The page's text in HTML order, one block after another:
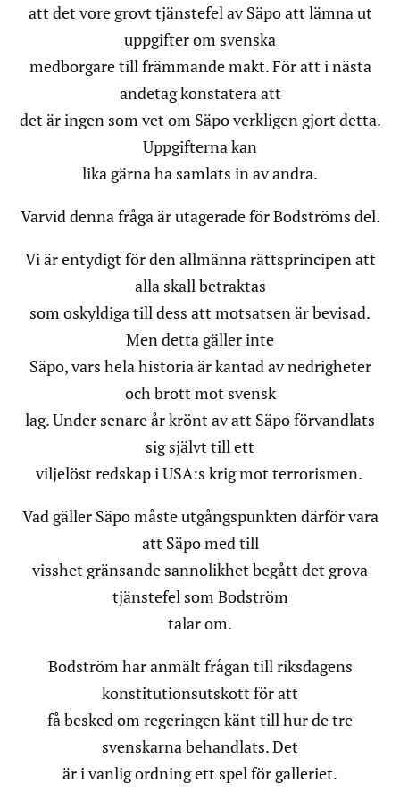
att det vore grovt tjänstefel av Säpo att lämna ut
uppgifter om svenska
medborgare till främmande makt. För att i nästa
andetag konstatera att
det är ingen som vet om Säpo verkligen gjort detta.
Uppgifterna kan
lika gärna ha samlats in av andra.
Varvid denna fråga är utagerade för Bodströms del.
Vi är entydigt för den allmänna rättsprincipen att
alla skall betraktas
som oskyldiga till dess att motsatsen är bevisad.
Men detta gäller inte
Säpo, vars hela historia är kantad av nedrigheter
och brott mot svensk
lag. Under senare år krönt av att Säpo förvandlats
sig självt till ett
viljelöst redskap i USA:s krig mot terrorismen.
Vad gäller Säpo måste utgångspunkten därför vara
att Säpo med till
visshet gränsande sannolikhet begått det grova
tjänstefel som Bodström
talar om.
Bodström har anmält frågan till riksdagens
konstitutionsutskott för att
få besked om regeringen känt till hur de tre
svenskarna behandlats. Det
är i vanlig ordning ett spel för galleriet.